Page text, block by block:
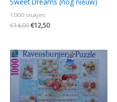
1000 stukjes
€14,00€12,50